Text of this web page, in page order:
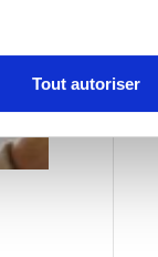
Tout autoriser